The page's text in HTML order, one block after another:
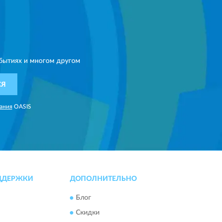
и многом другом
OASIS
ДОПОЛНИТЕЛЬНО
Блог
Скидки